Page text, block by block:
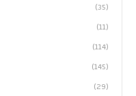
(35)
(11)
(114)
(145)
(29)